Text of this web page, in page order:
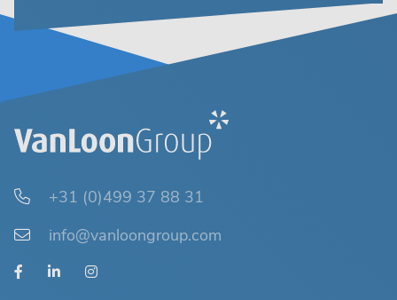
+31 (0)499 37 88 31
info@vanloongroup.com